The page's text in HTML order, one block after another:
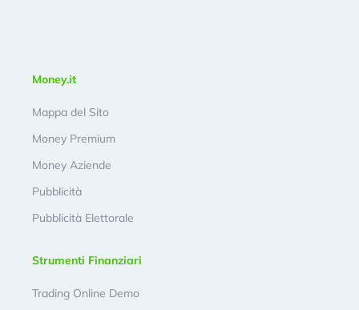
Money.it
Mappa del Sito
Money Premium
Money Aziende
Pubblicità
Pubblicità Elettorale
Strumenti Finanziari
Trading Online Demo